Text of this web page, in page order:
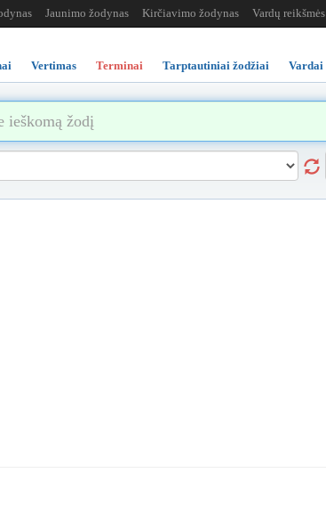
Jaunimo žodynas Kirčiavimo žodynas Vardų reikšmės
Vertimas Terminai Tarptautiniai žodžiai Vardai